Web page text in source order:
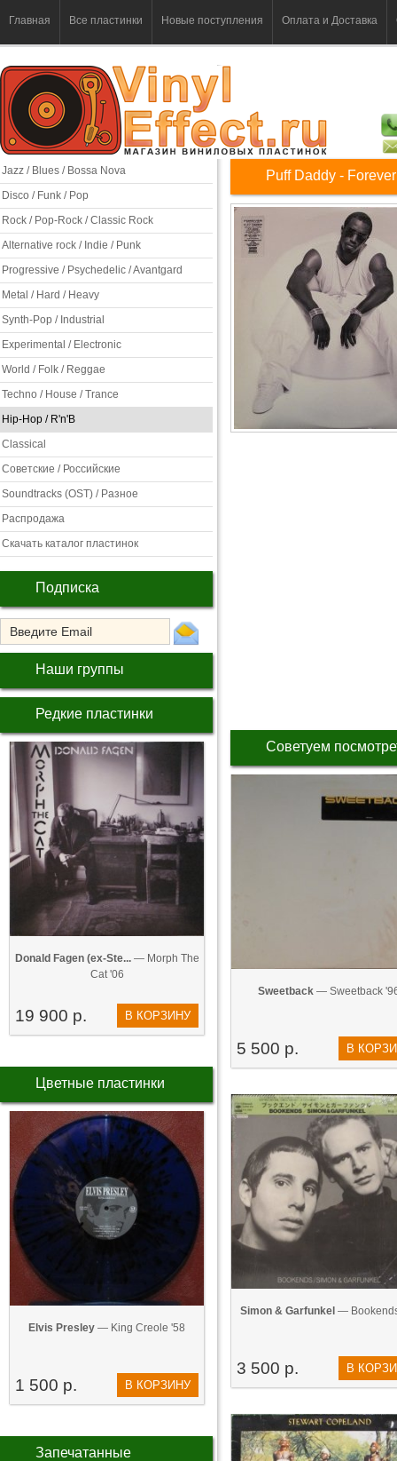
Главная Все пластинки Новые поступления Оплата и Доставка
Jazz / Blues / Bossa Nova
Disco / Funk / Pop
Rock / Pop-Rock / Classic Rock
Alternative rock / Indie / Punk
Progressive / Psychedelic / Avantgard
Metal / Hard / Heavy
Synth-Pop / Industrial
Experimental / Electronic
World / Folk / Reggae
Techno / House / Trance
Hip-Hop / R'n'B
Classical
Советские / Российские
Soundtracks (OST) / Разное
Распродажа
Скачать каталог пластинок
Подписка
Наши группы
Редкие пластинки
Donald Fagen (ex-Ste...— Morph The
Cat '06
19 900 р. В КОРЗИНУ
Цветные пластинки
Elvis Presley — King Creole '58
1 500 р. В КОРЗИНУ
Запечатанные
Puff Daddy - Forever
Советуем
Sweetback— Sweetback
5 500 р. В
Simon & Garfunkel —
3 500 р. В